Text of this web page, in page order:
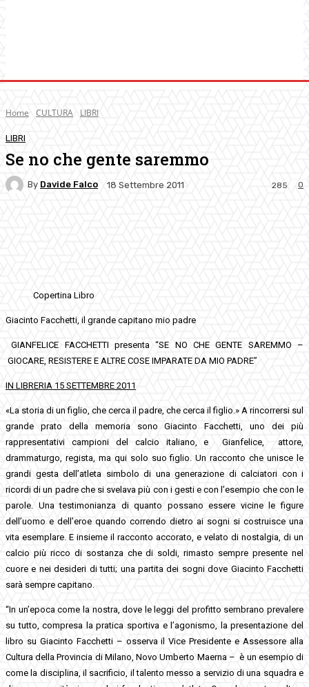
Home CULTURA LIBRI
LIBRI
Se no che gente saremmo
By Davide Falco 18 Settembre 2011 0
285
Copertina Libro
Giacinto Facchetti, il grande capitano mio padre
GIANFELICE FACCHETTI presenta “SE NO CHE GENTE SAREMMO –
GIOCARE, RESISTERE E ALTRE COSE IMPARATE DA MIO PADRE”
IN LIBRERIA 15 SETTEMBRE 2011
«La storia di un figlio, che cerca il padre, che cerca il figlio.» A rincorrersi sul
grande prato della memoria sono Giacinto Facchetti, uno dei più
rappresentativi campioni del calcio italiano, e Gianfelice, attore,
drammaturgo, regista, ma qui solo suo figlio. Un racconto che unisce le
grandi gesta dell’atleta simbolo di una generazione di calciatori con i
ricordi di un padre che si svelava più con i gesti e con l’esempio che con le
parole. Una testimonianza di quanto possano essere vicine le figure
dell’uomo e dell’eroe quando correndo dietro ai sogni si costruisce una
vita esemplare. E insieme il racconto accorato, e velato di nostalgia, di un
calcio più ricco di sostanza che di soldi, rimasto sempre presente nel
cuore e nei desideri di tutti; una partita dei sogni dove Giacinto Facchetti
sarà sempre capitano.
“In un’epoca come la nostra, dove le leggi del profitto sembrano prevalere
su tutto, compresa la pratica sportiva e l’agonismo, la presentazione del
libro su Giacinto Facchetti – osserva il Vice Presidente e Assessore alla
Cultura della Provincia di Milano, Novo Umberto Maerna – è un esempio di
come la disciplina, il sacrificio, il talento messo a servizio di una squadra e